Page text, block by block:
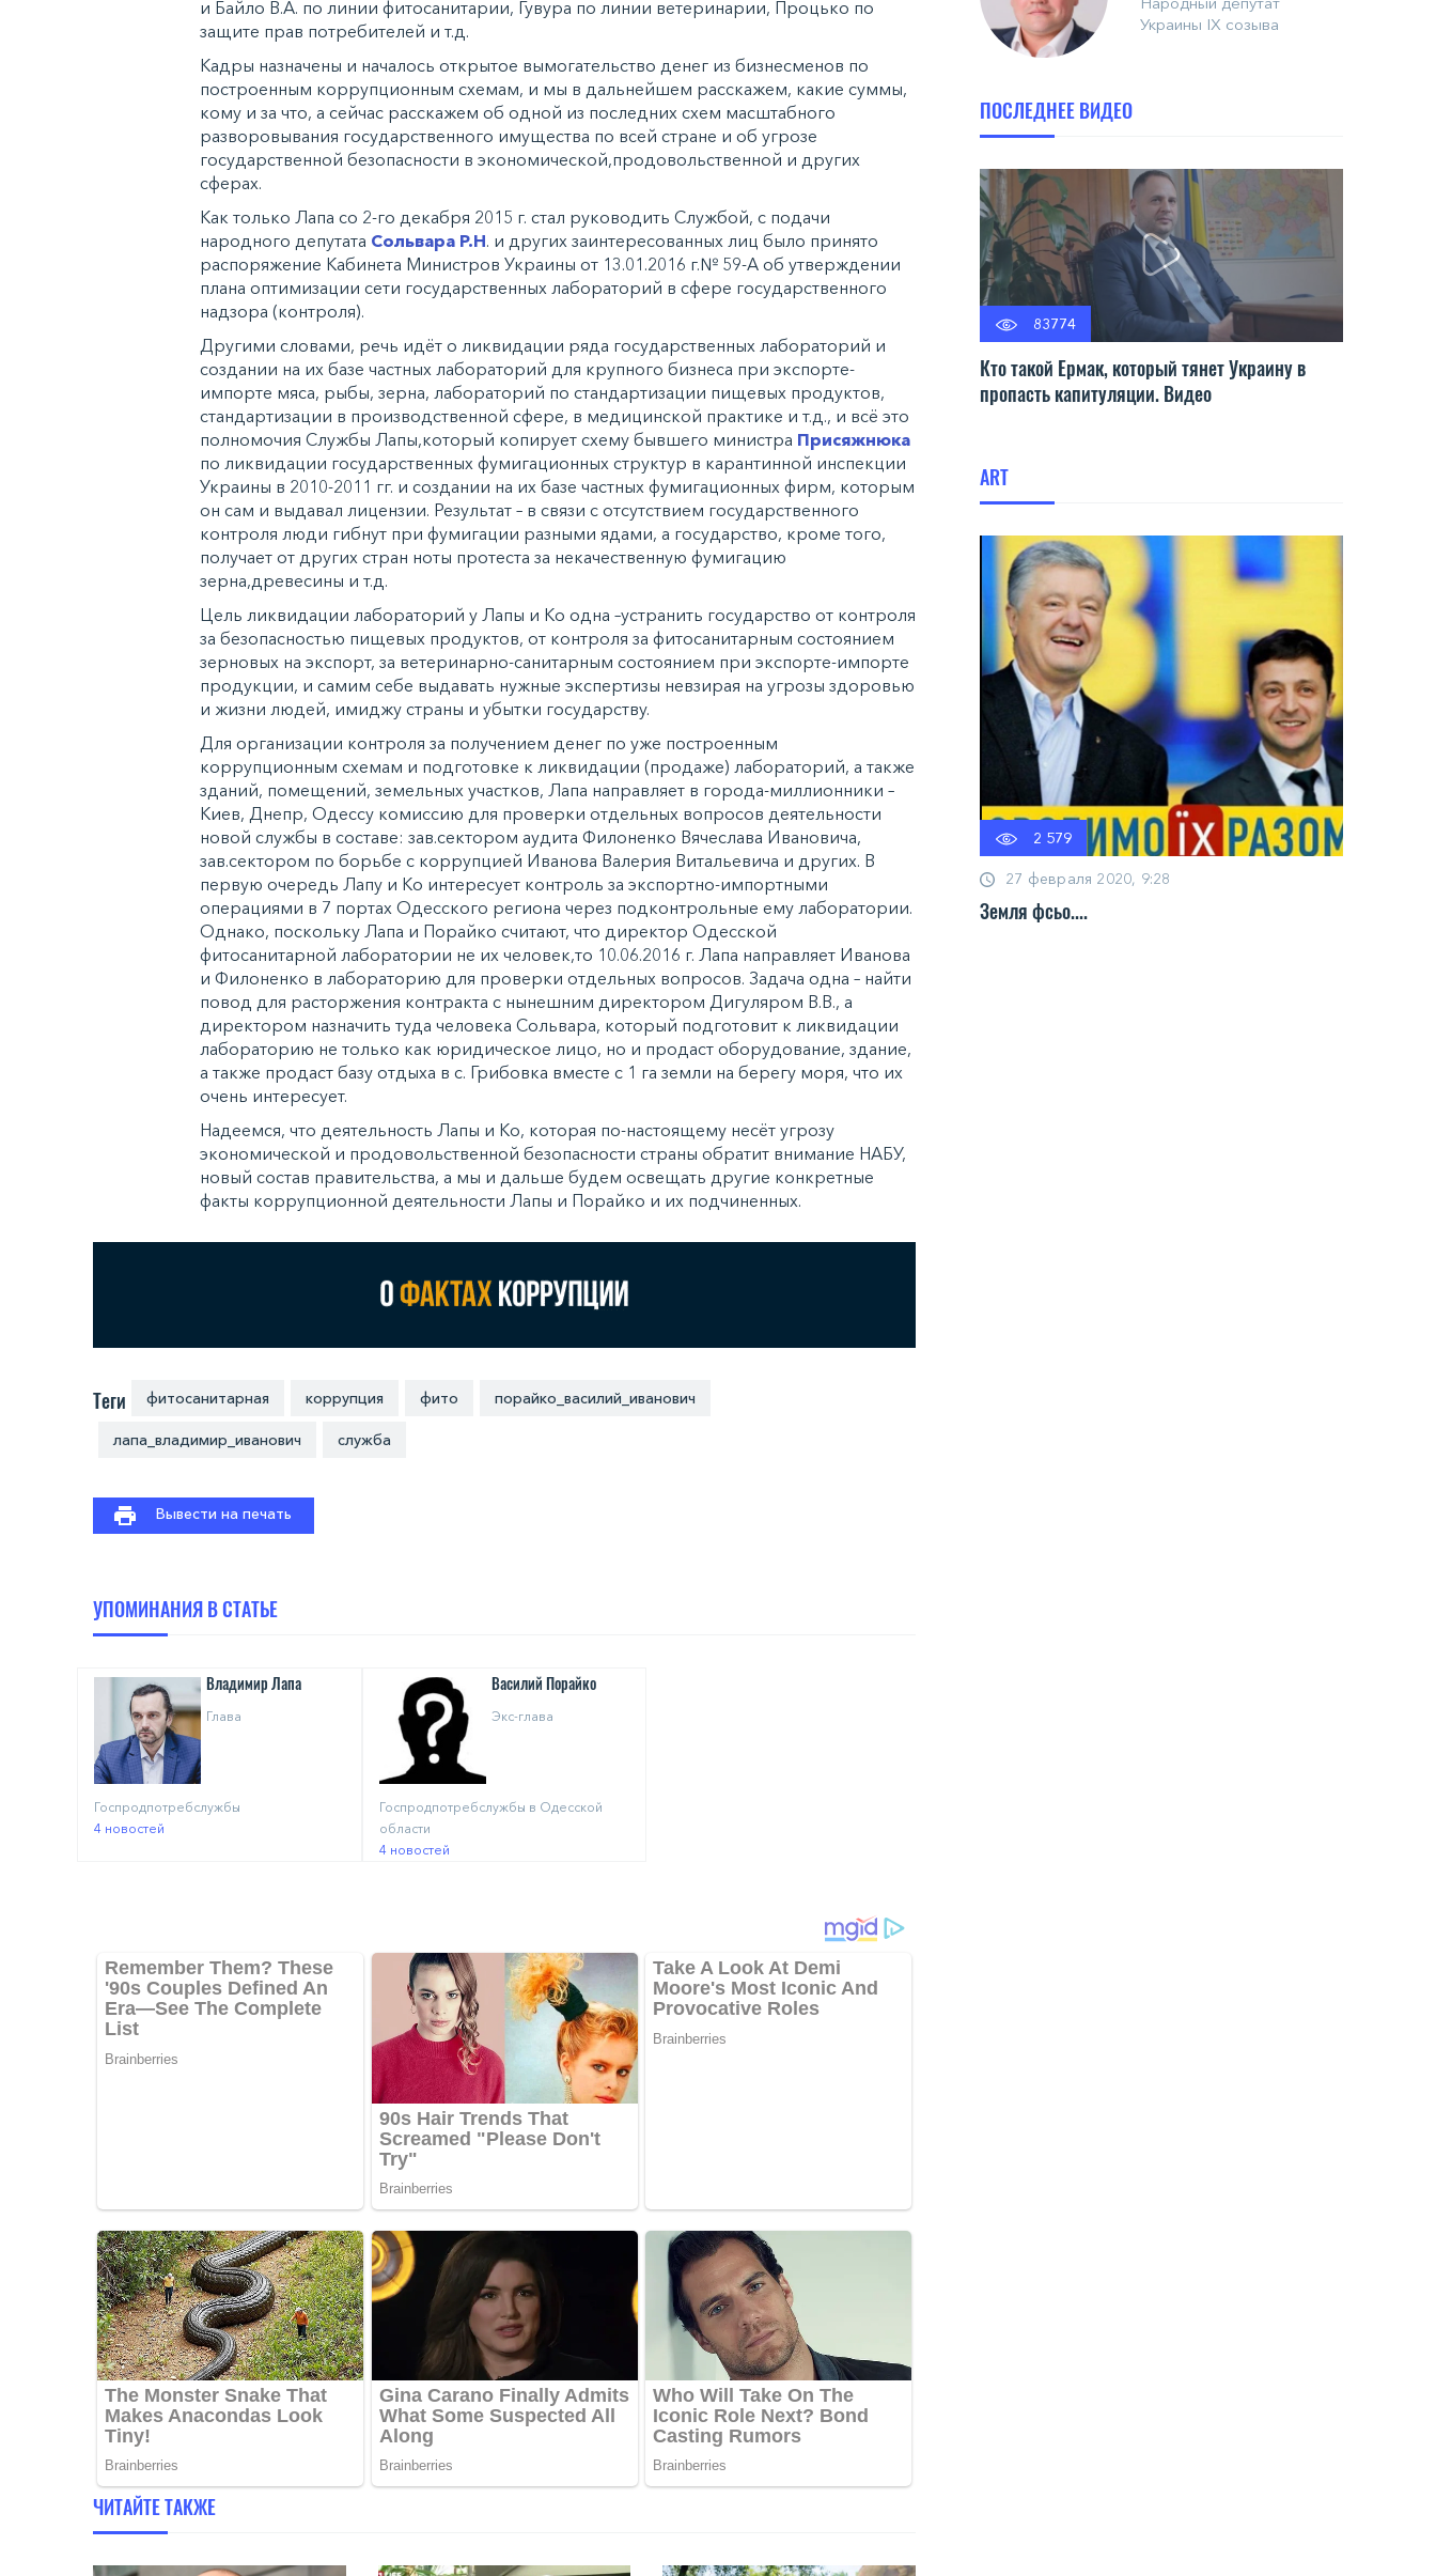
и Байло В.А. по линии фитосанитарии, Гувура по линии ветеринарии, Процько по
защите прав потребителей и т.д.
Кадры назначены и началось открытое вымогательство денег из бизнесменов по
построенным коррупционным схемам, и мы в дальнейшем расскажем, какие суммы,
кому и за что, а сейчас расскажем об одной из последних схем масштабного
разворовывания государственного имущества по всей стране и об угрозе
государственной безопасности в экономической,продовольственной и других
сферах.
Как только Лапа со 2-го декабря 2015 г. стал руководить Службой, с подачи
народного депутата Сольвара Р.Н. и других заинтересованных лиц было принято
распоряжение Кабинета Министров Украины от 13.01.2016 г.№ 59-А об утверждении
плана оптимизации сети государственных лабораторий в сфере государственного
надзора (контроля).
Другими словами, речь идёт о ликвидации ряда государственных лабораторий и
создании на их базе частных лабораторий для крупного бизнеса при экспорте-
импорте мяса, рыбы, зерна, лабораторий по стандартизации пищевых продуктов,
стандартизации в производственной сфере, в медицинской практике и т.д., и всё это
полномочия Службы Лапы,который копирует схему бывшего министра Присяжнюка
по ликвидации государственных фумигационных структур в карантинной инспекции
Украины в 2010-2011 гг. и создании на их базе частных фумигационных фирм, которым
он сам и выдавал лицензии. Результат – в связи с отсутствием государственного
контроля люди гибнут при фумигации разными ядами, а государство, кроме того,
получает от других стран ноты протеста за некачественную фумигацию
зерна,древесины и т.д.
Цель ликвидации лабораторий у Лапы и Ко одна –устранить государство от контроля
за безопасностью пищевых продуктов, от контроля за фитосанитарным состоянием
зерновых на экспорт, за ветеринарно-санитарным состоянием при экспорте-импорте
продукции, и самим себе выдавать нужные экспертизы невзирая на угрозы здоровью
и жизни людей, имиджу страны и убытки государству.
Для организации контроля за получением денег по уже построенным
коррупционным схемам и подготовке к ликвидации (продаже) лабораторий, а также
зданий, помещений, земельных участков, Лапа направляет в города-миллионники –
Киев, Днепр, Одессу комиссию для проверки отдельных вопросов деятельности
новой службы в составе: зав.сектором аудита Филоненко Вячеслава Ивановича,
зав.сектором по борьбе с коррупцией Иванова Валерия Витальевича и других. В
первую очередь Лапу и Ко интересует контроль за экспортно-импортными
операциями в 7 портах Одесского региона через подконтрольные ему лаборатории.
Однако, поскольку Лапа и Порайко считают, что директор Одесской
фитосанитарной лаборатории не их человек,то 10.06.2016 г. Лапа направляет Иванова
и Филоненко в лабораторию для проверки отдельных вопросов. Задача одна – найти
повод для расторжения контракта с нынешним директором Дигуляром В.В., а
директором назначить туда человека Сольвара, который подготовит к ликвидации
лабораторию не только как юридическое лицо, но и продаст оборудование, здание,
а также продаст базу отдыха в с. Грибовка вместе с 1 га земли на берегу моря, что их
очень интересует.
Надеемся, что деятельность Лапы и Ко, которая по-настоящему несёт угрозу
экономической и продовольственной безопасности страны обратит внимание НАБУ,
новый состав правительства, а мы и дальше будем освещать другие конкретные
факты коррупционной деятельности Лапы и Порайко и их подчиненных.
Теги фитосанитарная коррупция фито порайко_василий_иванович
лапа_владимир_иванович служба
Вывести на печать
УПОМИНАНИЯ В СТАТЬЕ
Владимир Лапа
Глава
Госпродпотребслужбы
4 новостей
Василий Порайко
Экс-глава
Госпродпотребслужбы в Одесской
области
4 новостей
ЧИТАЙТЕ ТАКЖЕ
Украины IX созыва
ПОСЛЕДНЕЕ ВИДЕО
83774
Кто такой Ермак, который тянет Украину в
пропасть капитуляции. Видео
ART
2 579
27 февраля 2020, 9:28
Земля фсьо....